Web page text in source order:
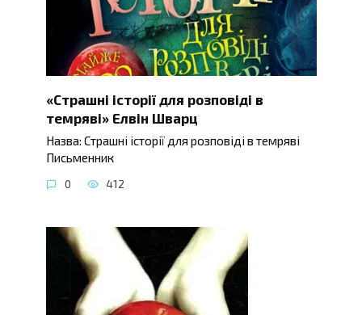
«Страшні історії для розповіді в
темряві» Елвін Шварц
Назва: Страшні історії для розповіді в темряві
Письменник
0 412